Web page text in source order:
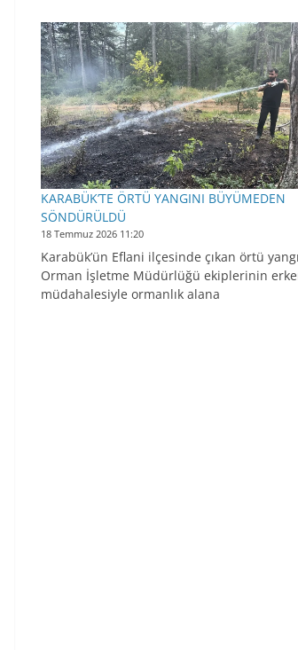
KARABÜK’TE ÖRTÜ YANGINI BÜYÜMEDEN
SÖNDÜRÜLDÜ
18 Temmuz 2026 11:20
Karabük’ün Eflani ilçesinde çıkan örtü
Orman İşletme Müdürlüğü ekiplerinin
müdahalesiyle ormanlık alana